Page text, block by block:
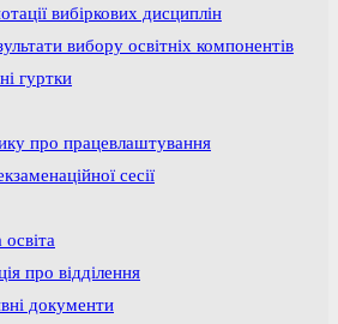
вибіркових дисциплін
вибору освітніх компонентів
гуртки
про працевлаштування
сесії
про відділення
документи